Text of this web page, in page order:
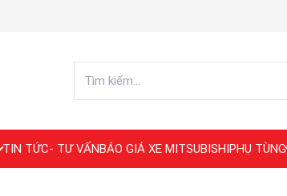
TIN TỨC- TƯ VẤNBÁO GIÁ XE MITSUBISHIPHỤ TÙNG